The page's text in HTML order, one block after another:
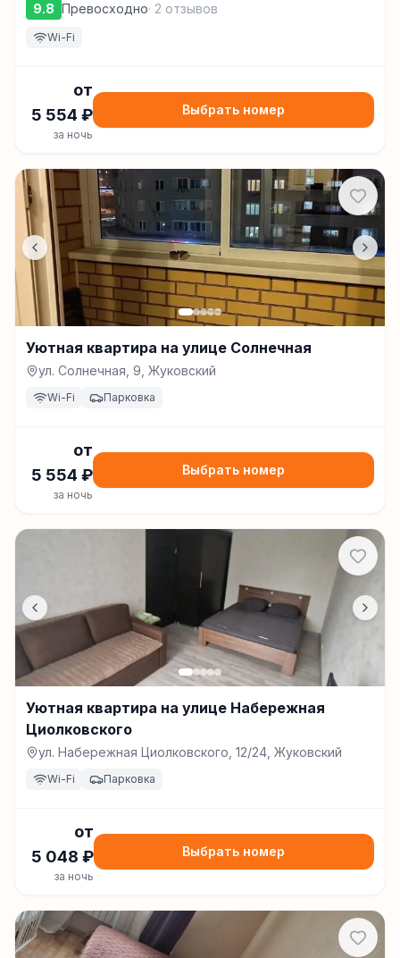
9.8 Превосходно· 2 отзывов
Wi-Fi
от
5 554 ₽
за ночь
Выбрать номер
Уютная квартира на улице Солнечная
ул. Солнечная, 9, Жуковский
Wi-Fi Парковка
от
5 554 ₽
за ночь
Выбрать номер
Уютная квартира на улице Набережная
Циолковского
ул. Набережная Циолковского, 12/24, Жуковский
Wi-Fi Парковка
от
5 048 ₽
за ночь
Выбрать номер